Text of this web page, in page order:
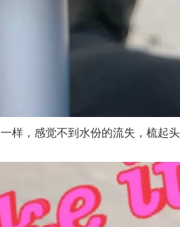
样，感觉不到水份的流失，梳起